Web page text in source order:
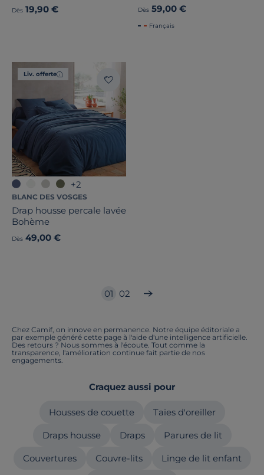
Dès 19,90 € Dès 59,00 €
Français
Liv. offerte
+2
BLANC DES VOSGES
Drap housse percale lavée
Bohème
Dès 49,00 €
01 02
Chez Camif, on innove en permanence. Notre équipe éditoriale a
par exemple généré cette page à l'aide d'une intelligence artificielle.
Des retours ? Nous sommes à l'écoute. Tout comme la
transparence, l'amélioration continue fait partie de nos
engagements.
Craquez aussi pour
Housses de couette Taies d'oreiller
Draps housse Draps Parures de lit
Couvertures Couvre-lits Linge de lit enfant